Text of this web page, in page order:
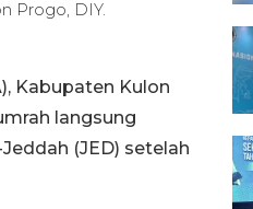
Progo, DIY.
Kabupaten Kulon
langsung
(JED) setelah